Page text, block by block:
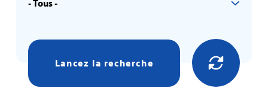
Lancez la recherche